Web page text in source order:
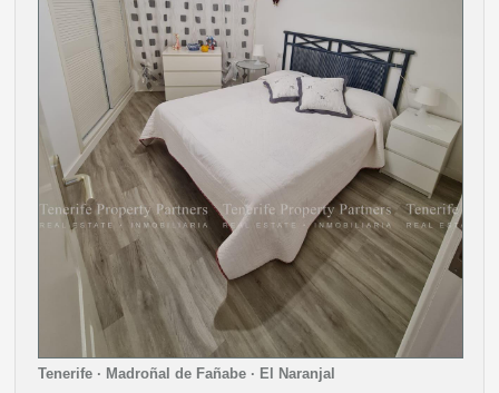
Tenerife · Madroñal de Fañabe · El Naranjal